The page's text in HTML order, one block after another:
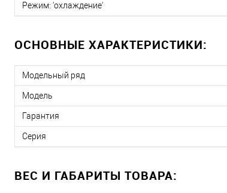
Режим: 'охлаждение'
ОСНОВНЫЕ ХАРАКТЕРИСТИКИ:
Модельный ряд
Модель
Гарантия
Серия
ВЕС И ГАБАРИТЫ ТОВАРА: